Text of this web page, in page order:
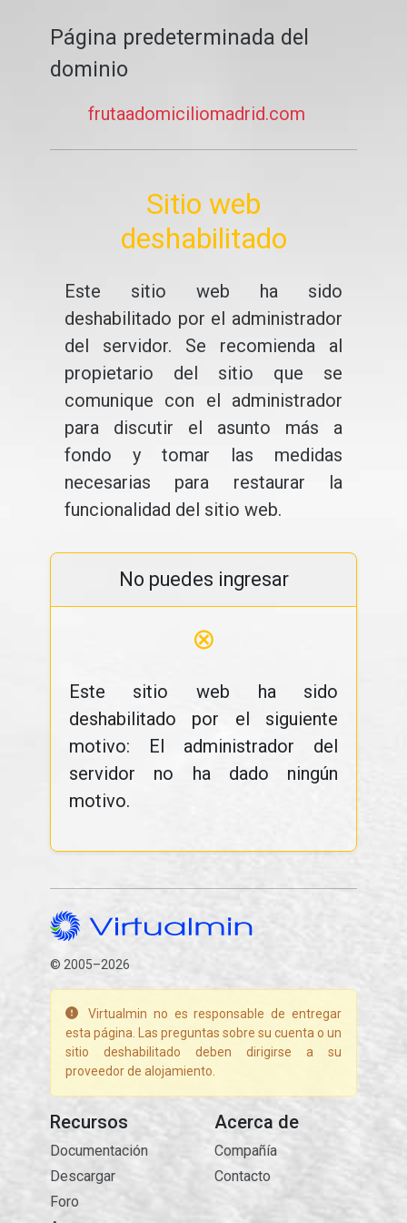
Página predeterminada del
dominio
frutaadomiciliomadrid.com
Sitio web
deshabilitado
Este sitio web ha sido
deshabilitado por el administrador
del servidor. Se recomienda al
propietario del sitio que se
comunique con el administrador
para discutir el asunto más a
fondo y tomar las medidas
necesarias para restaurar la
funcionalidad del sitio web.
No puedes ingresar
⊗
Este sitio web ha sido
deshabilitado por el siguiente
motivo: El administrador del
servidor no ha dado ningún
motivo.
© 2005–2026
Virtualmin no es responsable de entregar
esta página. Las preguntas sobre su cuenta o un
sitio deshabilitado deben dirigirse a su
proveedor de alojamiento.
Recursos
Documentación
Descargar
Foro
Acerca de
Compañía
Contacto